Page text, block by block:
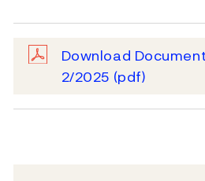
Download
2/2025 (pdf)